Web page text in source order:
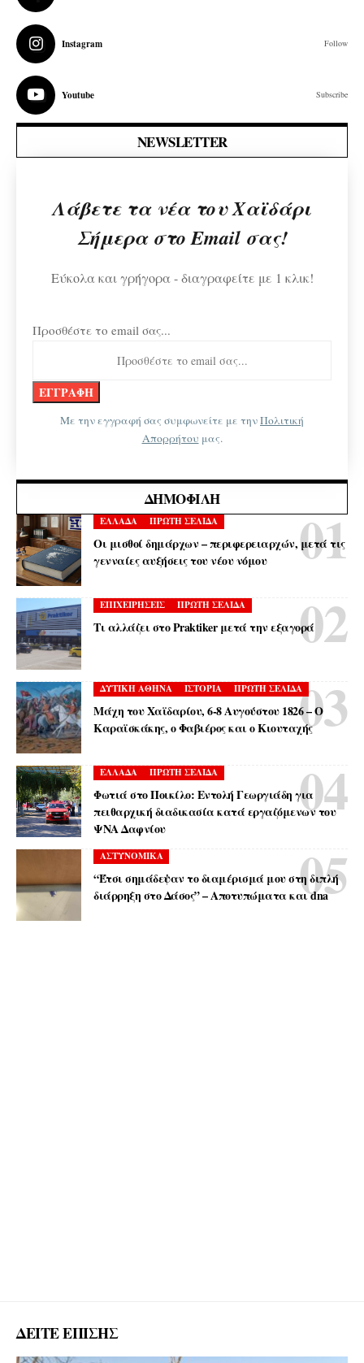
Instagram Follow
Youtube Subscribe
NEWSLETTER
Λάβετε τα νέα του Χαϊδάρι
Σήμερα στο Email σας!
Εύκολα και γρήγορα - διαγραφείτε με 1 κλικ!
Προσθέστε το email σας...
Με την εγγραφή σας συμφωνείτε με τηνΠολιτική
Απορρήτου μας.
ΔΗΜΟΦΙΛΉ
ΕΛΛΑΔΑ ΠΡΩΤΗ ΣΕΛΙΔΑ
Οι μισθοί δημάρχων – περιφερειαρχών, μετά τις
γενναίες αυξήσεις του νέου νόμου
ΕΠΙΧΕΙΡΗΣΕΙΣ ΠΡΩΤΗ ΣΕΛΙΔΑ
Τι αλλάζει στο Praktiker μετά την εξαγορά
ΔΥΤΙΚΗ ΑΘΗΝΑ ΙΣΤΟΡΙΑ ΠΡΩΤΗ ΣΕΛΙΔΑ
Μάχη του Χαϊδαρίου, 6-8 Αυγούστου 1826 – Ο
Καραϊσκάκης, ο Φαβιέρος και ο Κιουταχής
ΕΛΛΑΔΑ ΠΡΩΤΗ ΣΕΛΙΔΑ
Φωτιά στο Ποικίλο: Εντολή Γεωργιάδη για
πειθαρχική διαδικασία κατά εργαζόμενων του
ΨΝΑ Δαφνίου
ΑΣΤΥΝΟΜΙΚΑ
“Έτσι σημάδεψαν το διαμέρισμά μου στη διπλή
διάρρηξη στο Δάσος” – Αποτυπώματα και dna
ΔΕΙΤΕ ΕΠΙΣΗΣ